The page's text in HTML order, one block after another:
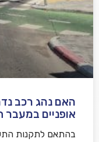
האם נהג רכב
אופניים במעבר
בהתאם לתקנות